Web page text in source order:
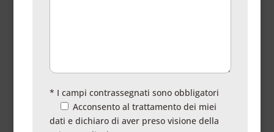
* I campi contrassegnati sono obbligatori
Acconsento al trattamento dei miei
dati e dichiaro di aver preso visione della